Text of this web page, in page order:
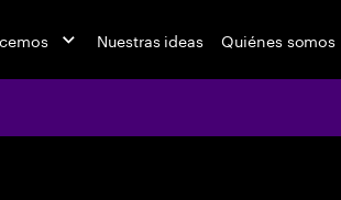
Nuestras ideas Quiénes somos